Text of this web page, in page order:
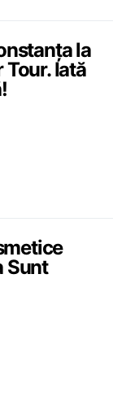
la
Iată
Sunt